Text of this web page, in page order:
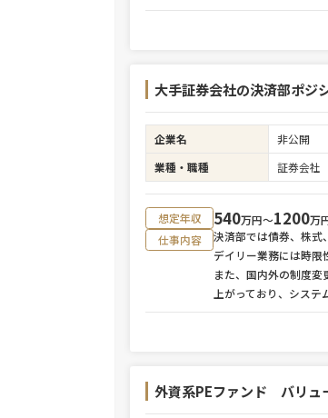
大手証券会社の決済部ポジ
企業名 非公開
業種・職種
証券会社
想定年収 540万円〜1200万
仕事内容
決済部では債券、株式
デイリー業務には時限
また、国内外の制度
上がっており、システ
外資系PEファンド バリュ